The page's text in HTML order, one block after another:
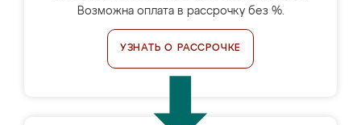
Возможна оплата в рассрочку без %.
УЗНАТЬ О РАССРОЧКЕ